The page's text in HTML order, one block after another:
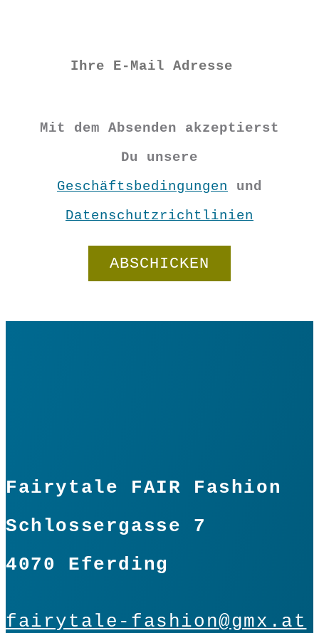
Mit dem Absenden akzeptierst
Du unsere
Geschäftsbedingungen und
Datenschutzrichtlinien
Fairytale FAIR Fashion
Schlossergasse 7
4070 Eferding
fairytale-fashion@gmx.at